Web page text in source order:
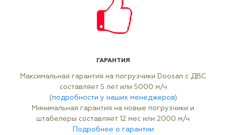
ГАРАНТИЯ
Максимальная гарантия на погрузчики Doosan с ДВС
составляет 5 лет или 5000 м/ч
(подробности у наших менеджеров)
Минимальная гарантия на новые погрузчики и
штабелеры составляет 12 мес или 2000 м/ч
Подробнее о гарантии